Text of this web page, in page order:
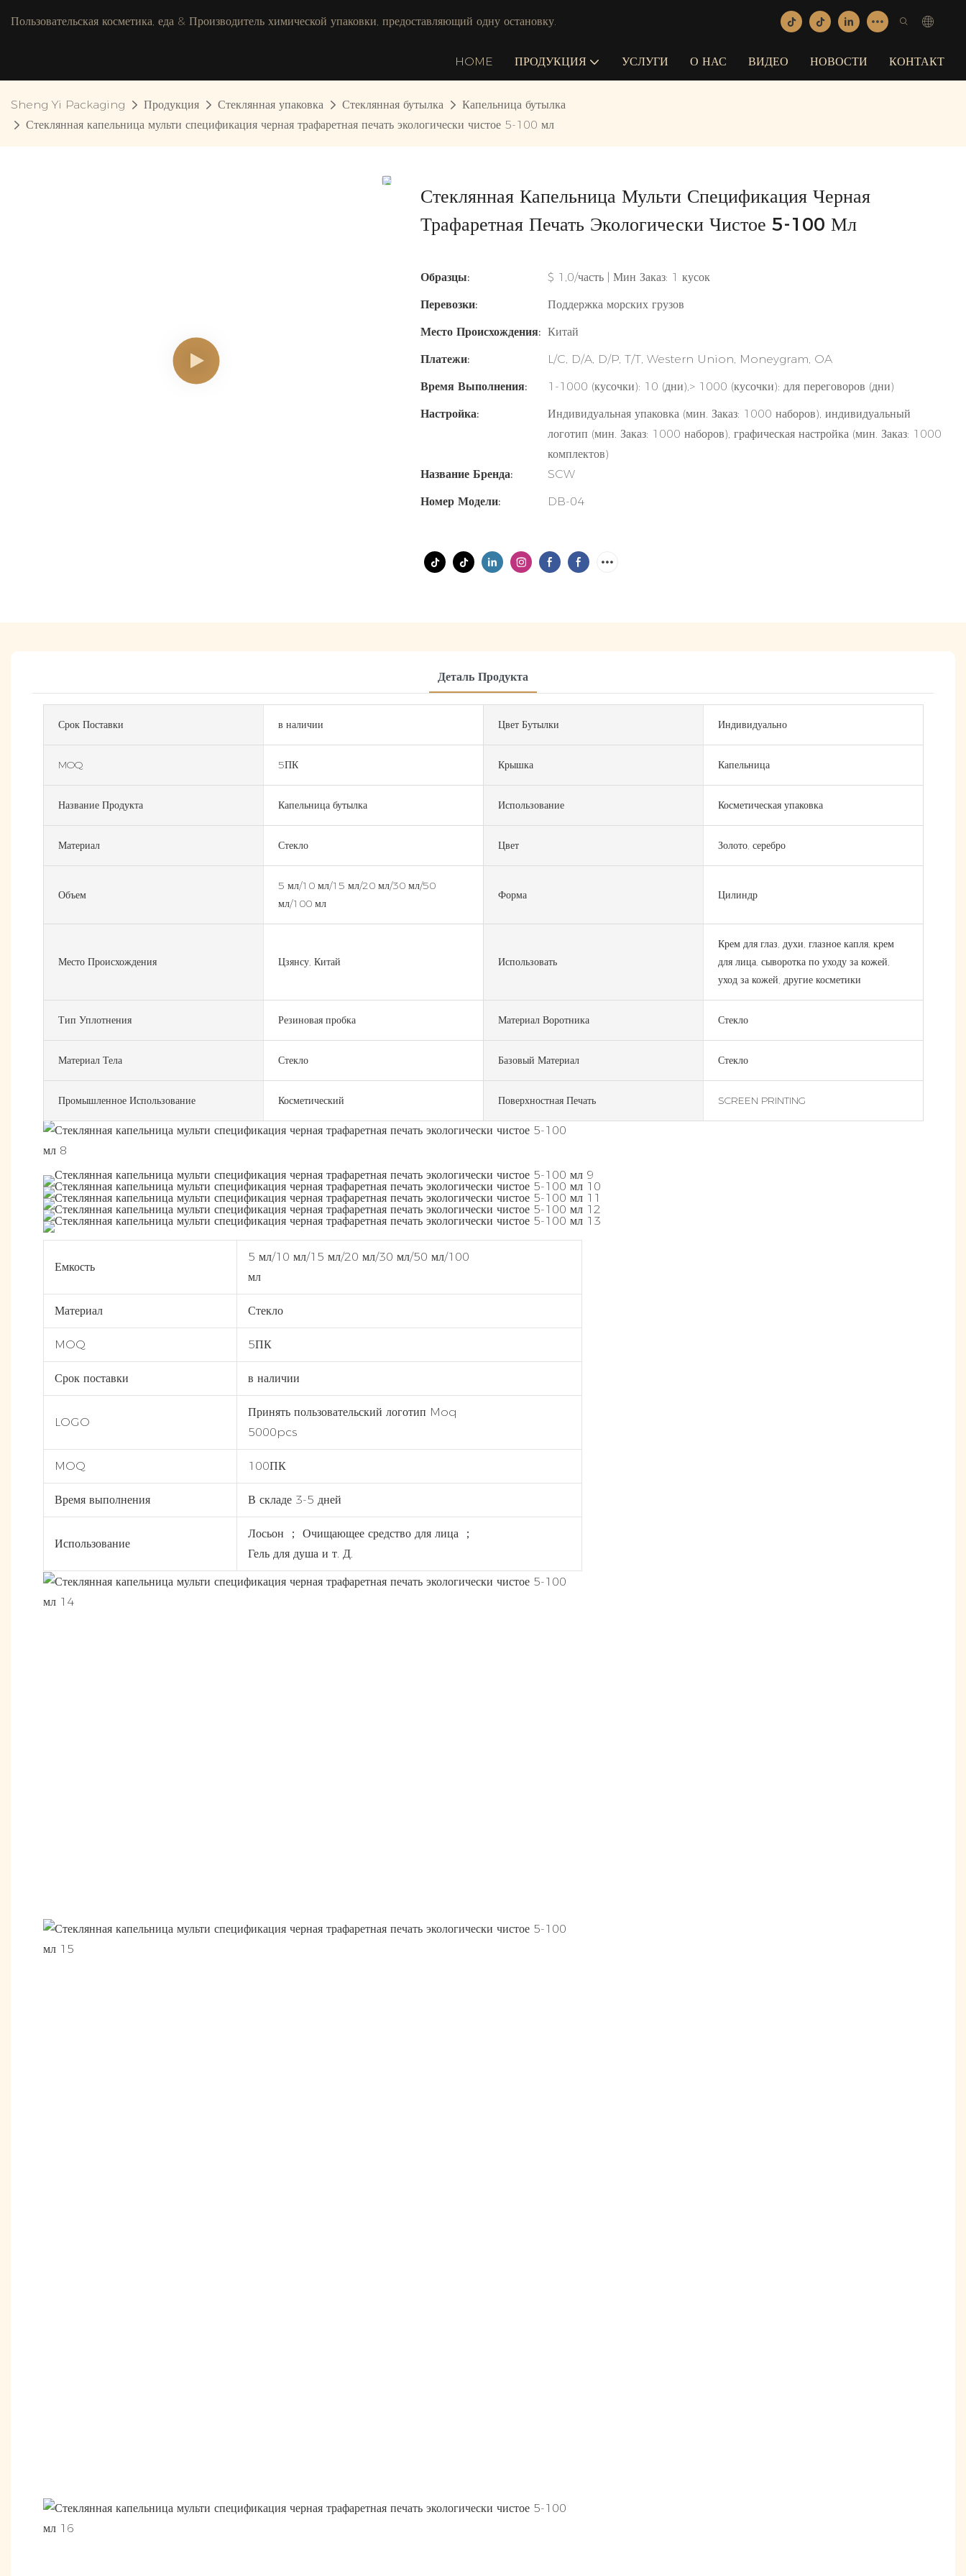
Пользовательская косметика, еда & Производитель химической упаковки, предоставляющий одну остановку.
HOME ПРОДУКЦИЯ УСЛУГИ О НАС ВИДЕО НОВОСТИ КОНТАКТ
Sheng Yi Packaging Продукция Стеклянная упаковка Стеклянная бутылка
Капельница бутылка
Стеклянная капельница мульти спецификация черная трафаретная печать экологически чистое 5-100 мл
Стеклянная Капельница Мульти Спецификация Черная
Трафаретная Печать Экологически Чистое 5-100 Мл
Образцы:
$ 1,0/часть | Мин Заказ: 1 кусок
Перевозки:
Поддержка морских грузов
Место Происхождения: Китай
Платежи:
L/C, D/A, D/P, T/T, Western Union, Moneygram, OA
Время Выполнения:
1-1000 (кусочки): 10 (дни),> 1000 (кусочки): для переговоров (дни)
Настройка:
Индивидуальная упаковка (мин. Заказ: 1000 наборов), индивидуальный
логотип (мин. Заказ: 1000 наборов), графическая настройка (мин. Заказ: 1000
комплектов)
Название Бренда:
SCW
Номер Модели:
DB-04
Деталь Продукта
Срок Поставки в наличии Цвет Бутылки Индивидуально
MOQ 5ПК Крышка Капельница
Название Продукта Капельница бутылка Использование Косметическая упаковка
Материал Стекло Цвет Золото, серебро
Объем
5 мл/10 мл/15 мл/20 мл/30 мл/50
мл/100 мл
Форма Цилиндр
Место Происхождения Цзянсу, Китай Использовать
Крем для глаз, духи, глазное капля, крем
для лица, сыворотка по уходу за кожей,
уход за кожей, другие косметики
Тип Уплотнения Резиновая пробка Материал Воротника Стекло
Материал Тела Стекло Базовый Материал Стекло
Промышленное Использование Косметический Поверхностная Печать SCREEN PRINTING
Емкость
5 мл/10 мл/15 мл/20 мл/30 мл/50 мл/100
мл
Материал Стекло
MOQ 5ПК
Срок поставки в наличии
LOGO
Принять пользовательский логотип Moq
5000pcs
MOQ 100ПК
Время выполнения В складе 3-5 дней
Использование
Лосьон ； Очищающее средство для лица ；
Гель для душа и т. Д.